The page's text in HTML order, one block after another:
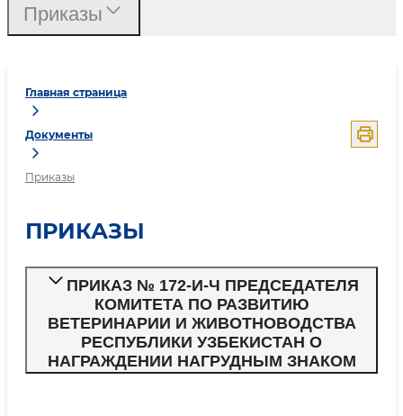
Главная страница
Документы
Приказы
ПРИКАЗЫ
ПРИКАЗ № 172-И-Ч ПРЕДСЕДАТЕЛЯ
КОМИТЕТА ПО РАЗВИТИЮ
ВЕТЕРИНАРИИ И ЖИВОТНОВОДСТВА
РЕСПУБЛИКИ УЗБЕКИСТАН О
НАГРАЖДЕНИИ НАГРУДНЫМ ЗНАКОМ
Приказы